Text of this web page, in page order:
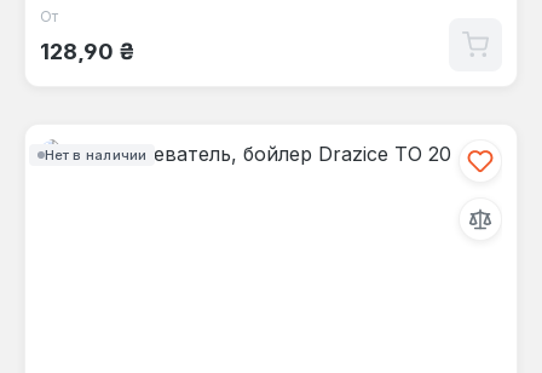
Обычная цена:
От
128,90 ₴
Нет в наличии